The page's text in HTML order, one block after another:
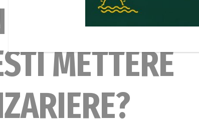
E
METTERE